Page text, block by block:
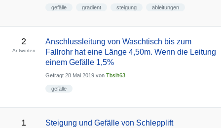
gefälle gradient steigung ableitungen
2
Antworten
Anschlussleitung von Waschtisch bis zum
Fallrohr hat eine Länge 4,50m. Wenn die Leitung
einem Gefälle 1,5%
Gefragt 28 Mai 2019 von Tbslh63
gefälle
1 Steigung und Gefälle von Schlepplift